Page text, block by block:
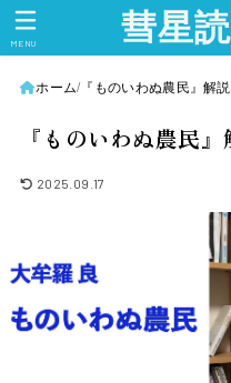
彗星
MENU
ホーム 『ものいわぬ農民』解説
『ものいわぬ農民
2025.09.17